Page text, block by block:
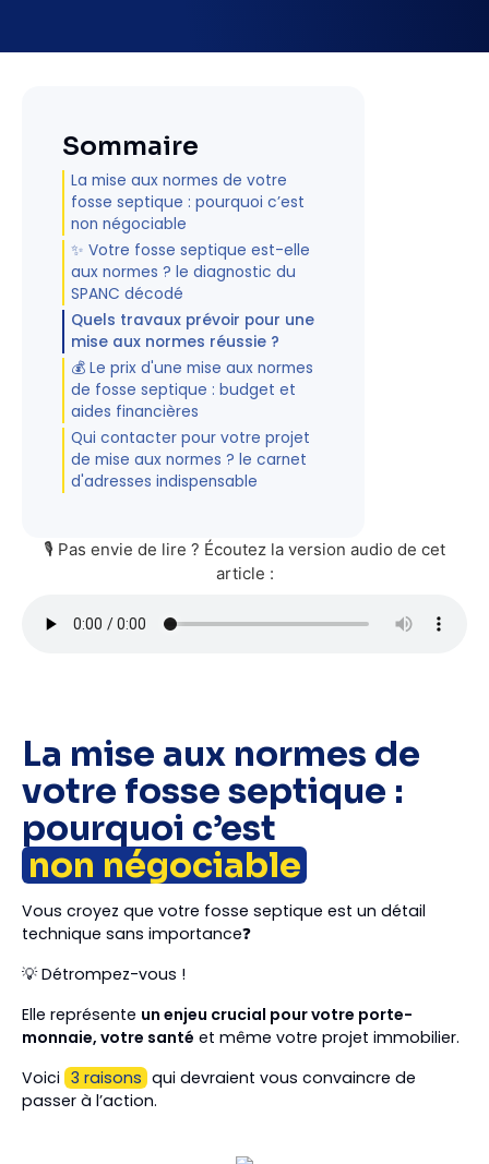
Sommaire
La mise aux normes de votre
fosse septique : pourquoi c’est
non négociable
✨ Votre fosse septique est-elle
aux normes ? le diagnostic du
SPANC décodé
Quels travaux prévoir pour une
mise aux normes réussie ?
💰 Le prix d'une mise aux normes
de fosse septique : budget et
aides financières
Qui contacter pour votre projet
de mise aux normes ? le carnet
d'adresses indispensable
🎙️ Pas envie de lire ? Écoutez la version audio de cet
article :
La mise aux normes de
votre fosse septique :
pourquoi c’est
non négociable
Vous croyez que votre fosse septique est un détail
technique sans importance❓
💡 Détrompez-vous !
Elle représente un enjeu crucial pour votre porte-
monnaie, votre santé et même votre projet immobilier.
Voici 3 raisons qui devraient vous convaincre de
passer à l’action.